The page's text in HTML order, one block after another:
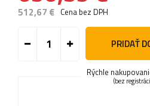
512,67 € Cena bez DPH
PRIDAŤ
Rýchle
(bez